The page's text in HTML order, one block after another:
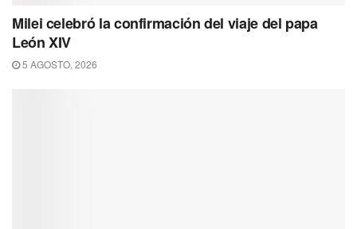
Milei celebró la confirmación del viaje del papa
León XIV
5 AGOSTO, 2026